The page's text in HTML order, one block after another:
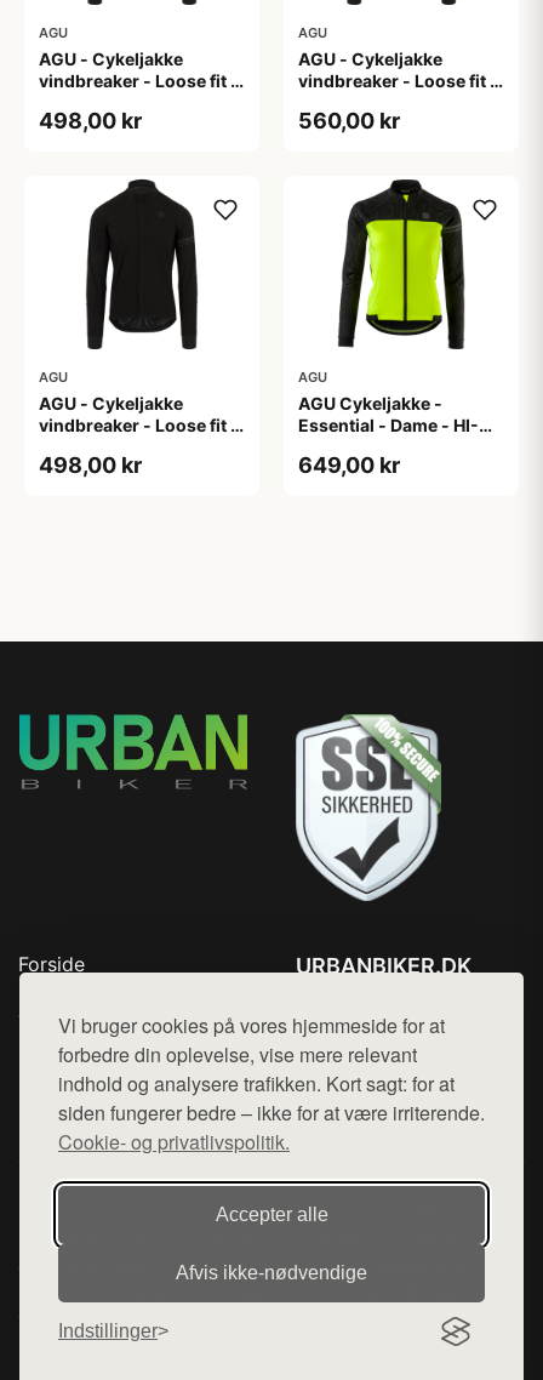
Vi bruger cookies på vores hjemmeside for at
forbedre din oplevelse, vise mere relevant
indhold og analysere trafikken. Kort sagt: for at
siden fungerer bedre – ikke for at være irriterende.
Cookie- og privatlivspolitik.
Accepter alle
Afvis ikke‑nødvendige
Indstillinger
AGU
AGU - Cykeljakke
vindbreaker - Loose fit -
498,00 kr
AGU
AGU - Cykeljakke
vindbreaker - Loose fit -
560,00 kr
AGU
AGU - Cykeljakke
vindbreaker - Loose fit -
498,00 kr
AGU
AGU Cykeljakke -
Essential - Dame - HI-
649,00 kr
Forside
Top Rabatter
Blog
Kontakt
URBANBIKER.DK
Mail: hej@want.dk
Cookie- og privatlivspolitik
Denne side er en del af want.dk, der udgiver en række
hjemmesider med præsentation af forskellige produkter fra
diverse webshops. Der sælges ikke varer fra denne side - vi
varerne på lager.